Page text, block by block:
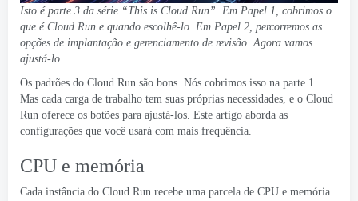
Isto é parte 3 da série “This is Cloud Run”. Em Papel 1, cobrimos o
que é Cloud Run e quando escolhê-lo. Em Papel 2, percorremos as
opções de implantação e gerenciamento de revisão. Agora vamos
ajustá-lo.
Os padrões do Cloud Run são bons. Nós cobrimos isso na parte 1.
Mas cada carga de trabalho tem suas próprias necessidades, e o Cloud
Run oferece os botões para ajustá-los. Este artigo aborda as
configurações que você usará com mais frequência.
CPU e memória
Cada instância do Cloud Run recebe uma parcela de CPU e memória.